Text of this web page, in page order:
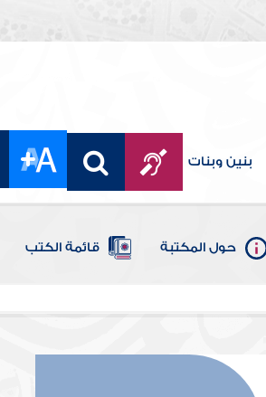
بنين وبنات
حول المكتبة قائمة الكتب